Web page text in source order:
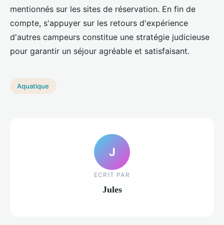
mentionnés sur les sites de réservation. En fin de
compte, s'appuyer sur les retours d'expérience
d'autres campeurs constitue une stratégie judicieuse
pour garantir un séjour agréable et satisfaisant.
Aquatique
J
ECRIT PAR
Jules